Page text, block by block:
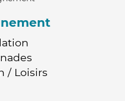
/ Loisirs